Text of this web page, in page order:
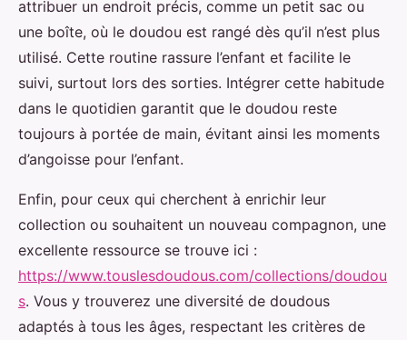
attribuer un endroit précis, comme un petit sac ou
une boîte, où le doudou est rangé dès qu’il n’est plus
utilisé. Cette routine rassure l’enfant et facilite le
suivi, surtout lors des sorties. Intégrer cette habitude
dans le quotidien garantit que le doudou reste
toujours à portée de main, évitant ainsi les moments
d’angoisse pour l’enfant.
Enfin, pour ceux qui cherchent à enrichir leur
collection ou souhaitent un nouveau compagnon, une
excellente ressource se trouve ici :
https://www.touslesdoudous.com/collections/doudou
s. Vous y trouverez une diversité de doudous
adaptés à tous les âges, respectant les critères de